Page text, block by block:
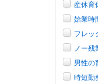
産休育
始業時
フレッ
ノー残
男性の
時短勤